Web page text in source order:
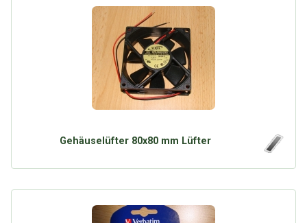
Mit Email TwitterÜber Tauschbu↔de
Gehäuselüfter 80x80 mm Lüfter